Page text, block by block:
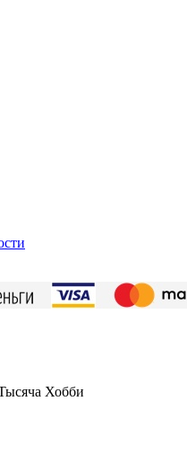
Хобби